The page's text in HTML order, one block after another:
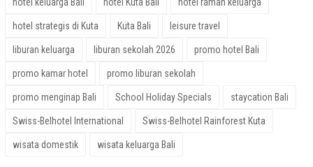
hotel keluarga Bali hotel Kuta Bali hotel ramah keluarga
hotel strategis di Kuta Kuta Bali leisure travel
liburan keluarga liburan sekolah 2026 promo hotel Bali
promo kamar hotel promo liburan sekolah
promo menginap Bali School Holiday Specials staycation Bali
Swiss-Belhotel International Swiss-Belhotel Rainforest Kuta
wisata domestik wisata keluarga Bali